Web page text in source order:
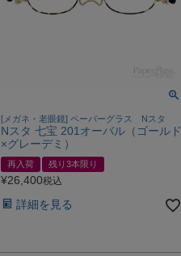
[メガネ・老眼鏡] ペーパーグラス Nスタ
Nスタ 七宝 201オーバル（ゴールド
×グレーデミ）
再入荷 残り3本限り
¥26,400税込
詳細を見る